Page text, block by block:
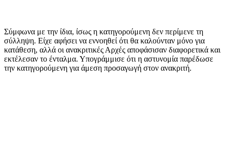
Σύμφωνα με την ίδια, ίσως η κατηγορούμενη δεν περίμενε τη
σύλληψη. Είχε αφήσει να εννοηθεί ότι θα καλούνταν μόνο για
κατάθεση, αλλά οι ανακριτικές Αρχές αποφάσισαν διαφορετικά και
εκτέλεσαν το ένταλμα. Υπογράμμισε ότι η αστυνομία παρέδωσε
την κατηγορούμενη για άμεση προσαγωγή στον ανακριτή.